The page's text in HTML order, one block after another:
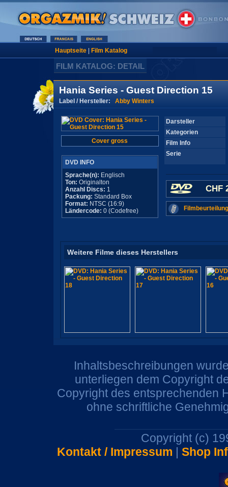
Hauptseite| Film Katalog
FILM KATALOG: DETAIL
Hania Series - Guest Direction 15
Label / Hersteller: Abby Winters
Cover gross
DVD INFO
Sprache(n): Englisch
Ton: Originalton
Anzahl Discs: 1
Packung: Standard Box
Format: NTSC (16:9)
Ländercode: 0 (Codefree)
Darsteller
Kategorien
Film Info
Serie
CHF
Weitere Filme dieses Herstellers
Inhaltsbeschreibungen
unterliegen dem Copyright
Copyright des entsprechenden
ohne schriftliche
Copyright (c)
Kontakt / Impressum | Shop